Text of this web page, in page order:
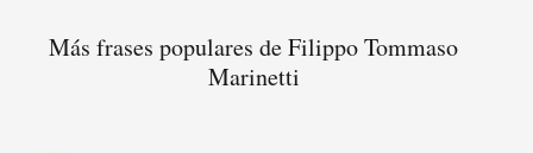
Más frases populares de Filippo Tommaso
Marinetti